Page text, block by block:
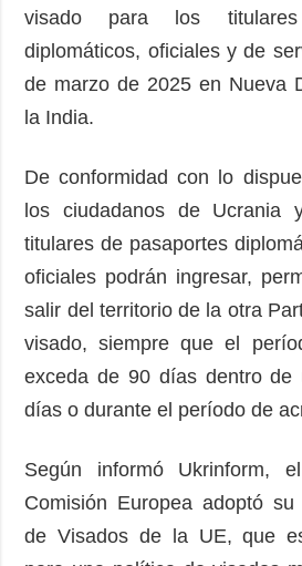
visado para los
diplomáticos, oficiales y de
de marzo de 2025 en Nueva
la India.
De conformidad con lo
los ciudadanos de Ucrania
titulares de pasaportes
oficiales podrán ingresar,
salir del territorio de la otra
visado, siempre que el
exceda de 90 días dentro de
días o durante el período de
Según informó Ukrinform,
Comisión Europea adoptó su
de Visados de la UE, que